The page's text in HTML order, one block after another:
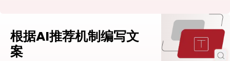
根据AI推荐机制编写文
案